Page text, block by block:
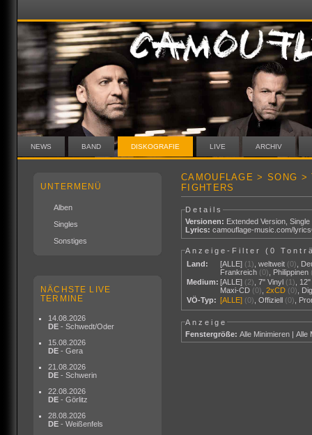
NEWS BAND DISKOGRAFIE LIVE ARCHIV
UNTERMENÜ
Alben
Singles
Sonstiges
NÄCHSTE LIVE
TERMINE
14.08.2026
DE - Schwedt/Oder
15.08.2026
DE - Gera
21.08.2026
DE - Schwerin
22.08.2026
DE - Görlitz
28.08.2026
DE - Weißenfels
CAMOUFLAGE > SONG
FIGHTERS
Details
Versionen: Extended Version,Single
Lyrics: camouflage-music.com/
Anzeige-Filter (0
Land:
[ALLE] (1) ,weltweit (0)
Frankreich (0) Philippinen
Medium: [ALLE] (2) ,7" Vinyl (1)
Maxi-CD (0) ,2xCD (0)
VÖ-Typ: [ALLE] (0) ,Offiziell (0)
Anzeige
Fenstergröße: Alle Minimieren |Alle